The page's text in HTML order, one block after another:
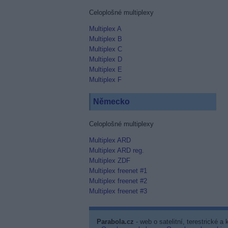
Celoplošné multiplexy
Multiplex A
Multiplex B
Multiplex C
Multiplex D
Multiplex E
Multiplex F
Německo
Celoplošné multiplexy
Multiplex ARD
Multiplex ARD reg.
Multiplex ZDF
Multiplex freenet #1
Multiplex freenet #2
Multiplex freenet #3
Parabola.cz - web o satelitní, terestrické a